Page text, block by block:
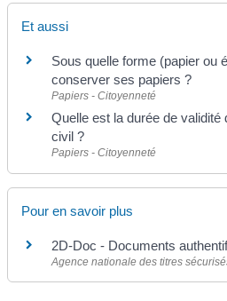
Et aussi
Sous quelle forme (papier ou
conserver ses papiers ?
Papiers - Citoyenneté
Quelle est la durée de validité
civil ?
Papiers - Citoyenneté
Pour en savoir plus
2D-Doc - Documents
Agence nationale des titres